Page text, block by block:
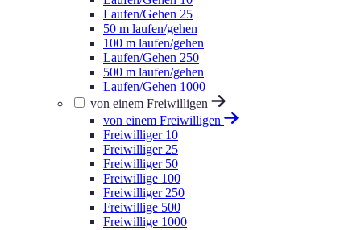
Laufen/Gehen 25
50 m laufen/gehen
100 m laufen/gehen
Laufen/Gehen 250
500 m laufen/gehen
Laufen/Gehen 1000
von einem Freiwilligen
von einem Freiwilligen
Freiwilliger 10
Freiwilliger 25
Freiwilliger 50
Freiwillige 100
Freiwilliger 250
Freiwillige 500
Freiwillige 1000